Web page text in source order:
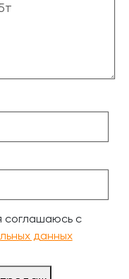
соглашаюсь с
данных